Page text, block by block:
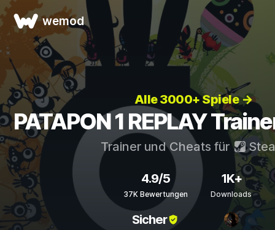
wemod
Alle 3000+ Spiele →
PATAPON 1 REPLAY
Trainer und Cheats für
4.9/5
37K Bewertungen
1K+
Downloads
Sicher